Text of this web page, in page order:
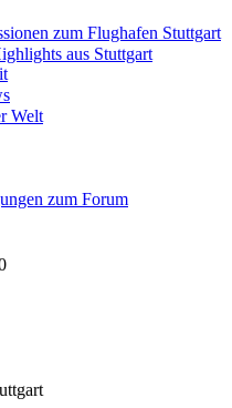
zum Flughafen Stuttgart
aus Stuttgart
Welt
zum Forum